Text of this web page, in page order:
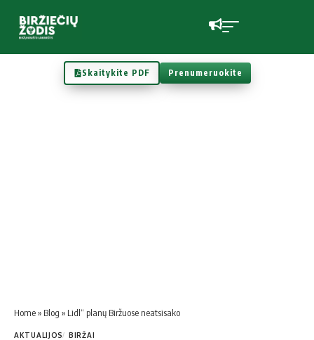
Skaitykite PDF Prenumeruokite
Home» Blog » Lidl“ planų Biržuose neatsisako
AKTUALIJOS BIRŽAI